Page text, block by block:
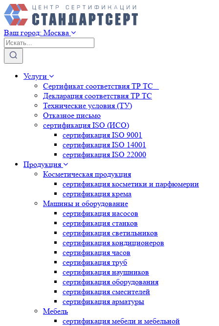
Ваш город: Москва
Услуги
Сертификат соответствия ТР ТС
Декларация соответствия ТР ТС
Технические условия (ТУ)
Отказное письмо
сертификация ISO (ИСО)
сертификация ISO 9001
сертификация ISO 14001
сертификация ISO 22000
Продукция
Косметическая продукция
сертификация косметики и парфюмерии
сертификация крема
Машины и оборудование
сертификация насосов
сертификация станков
сертификация светильников
сертификация кондиционеров
сертификация часов
сертификация труб
сертификация наушников
сертификация оборудования
сертификация смесителей
сертификация арматуры
Мебель
сертификация мебели и мебельной